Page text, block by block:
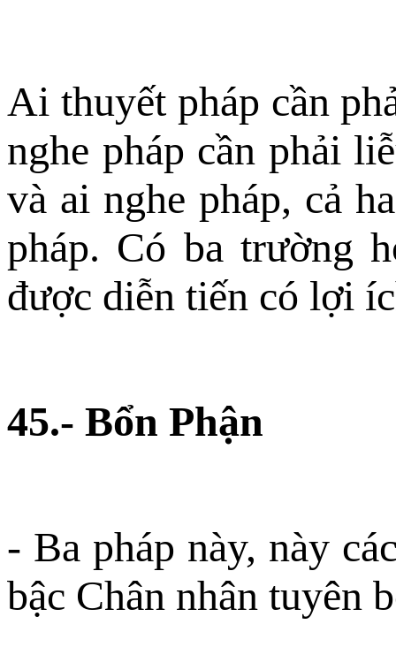
Ai thuyết pháp cần
nghe pháp cần phải
và ai nghe pháp, cả
pháp. Có ba trường
được diễn tiến có lợi
45.- Bổn Phận
- Ba pháp này, này
bậc Chân nhân tuyên